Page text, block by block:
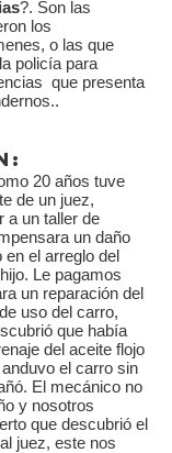
?. Son las
los
o las que
policía para
que presenta
20 años tuve
de un juez,
a un taller de
un daño
en el arreglo del
Le pagamos
un reparación del
uso del carro,
que había
del aceite flojo
el carro sin
El mecánico no
y nosotros
que descubrió el
juez, este nos